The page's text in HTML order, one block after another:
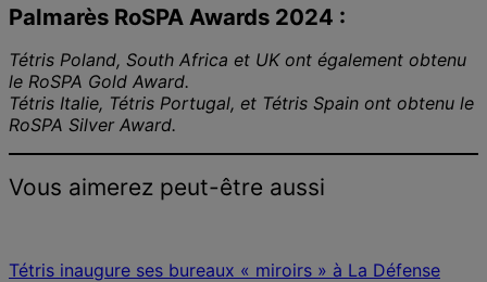
Palmarès RoSPA Awards 2024 :
Tétris Poland, South Africa et UK ont également obtenu
le RoSPA Gold Award.
Tétris Italie, Tétris Portugal, et Tétris Spain ont obtenu le
RoSPA Silver Award.
Vous aimerez peut-être aussi
Tétris inaugure ses bureaux « miroirs » à La Défense